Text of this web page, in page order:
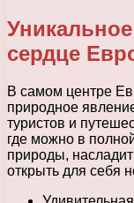
сердце
В самом центре
природное
туристов и
где можно в
природы,
открыть для себя